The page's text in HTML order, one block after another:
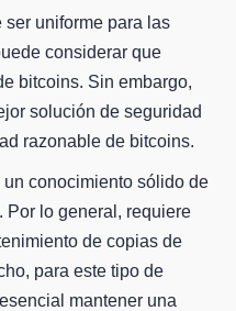
uniforme para las
considerar que
bitcoins. Sin embargo,
solución de seguridad
razonable de bitcoins.
conocimiento sólido de
Por lo general, requiere
de copias de
para este tipo de
mantener una